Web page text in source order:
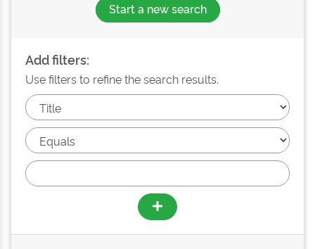
Start a new search
Add filters:
Use filters to refine the search results.